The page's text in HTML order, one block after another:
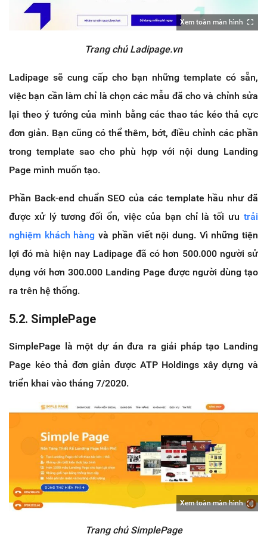
Xem toàn màn hình
Trang chủ Ladipage.vn
Ladipage sẽ cung cấp cho bạn những template có sẵn,
việc bạn cần làm chỉ là chọn các mẫu đã cho và chỉnh sửa
lại theo ý tưởng của mình bằng các thao tác kéo thả cực
đơn giản. Bạn cũng có thể thêm, bớt, điều chỉnh các phần
trong template sao cho phù hợp với nội dung Landing
Page mình muốn tạo.
Phần Back-end chuẩn SEO của các template hầu như đã
được xử lý tương đối ổn, việc của bạn chỉ là tối ưu trải
nghiệm khách hàng và phần viết nội dung. Vì những tiện
lợi đó mà hiện nay Ladipage đã có hơn 500.000 người sử
dụng với hơn 300.000 Landing Page được người dùng tạo
ra trên hệ thống.
5.2. SimplePage
SimplePage là một dự án đưa ra giải pháp tạo Landing
Page kéo thả đơn giản được ATP Holdings xây dựng và
triển khai vào tháng 7/2020.
Xem toàn màn hình
Trang chủ SimplePage